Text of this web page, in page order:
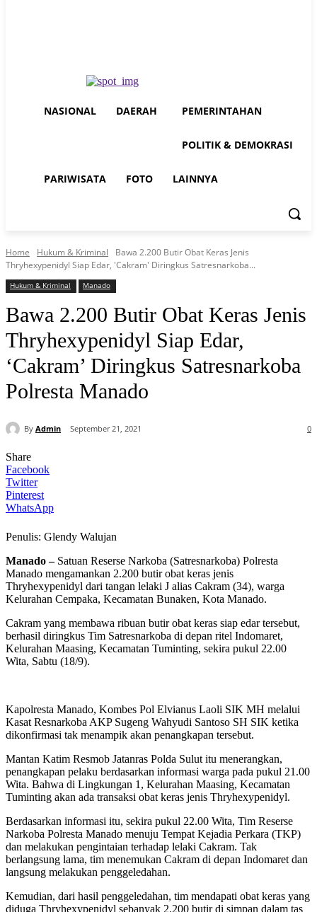
NASIONAL DAERAH PEMERINTAHAN
POLITIK & DEMOKRASI
PARIWISATA FOTO LAINNYA
Home Hukum & Kriminal
Bawa 2.200 Butir Obat Keras Jenis
Thryhexypenidyl Siap Edar, 'Cakram' Diringkus Satresnarkoba...
Hukum & Kriminal Manado
Bawa 2.200 Butir Obat Keras Jenis
Thryhexypenidyl Siap Edar,
‘Cakram’ Diringkus Satresnarkoba
Polresta Manado
By Admin September 21, 2021 0
Share
Facebook
Twitter
Pinterest
WhatsApp
Penulis: Glendy Walujan
Manado – Satuan Reserse Narkoba (Satresnarkoba) Polresta
Manado mengamankan 2.200 butir obat keras jenis
Thryhexypenidyl dari tangan lelaki J alias Cakram (34), warga
Kelurahan Cempaka, Kecamatan Bunaken, Kota Manado.
Cakram yang membawa ribuan butir obat keras siap edar tersebut,
berhasil diringkus Tim Satresnarkoba di depan ritel Indomaret,
Kelurahan Maasing, Kecamatan Tuminting, sekira pukul 22.00
Wita, Sabtu (18/9).
Kapolresta Manado, Kombes Pol Elvianus Laoli SIK MH melalui
Kasat Resnarkoba AKP Sugeng Wahyudi Santoso SH SIK ketika
dikonfirmasi tak menampik akan penangkapan tersebut.
Mantan Katim Resmob Jatanras Polda Sulut itu menerangkan,
penangkapan pelaku berdasarkan informasi warga pada pukul 21.00
Wita. Bahwa di Lingkungan 1, Kelurahan Maasing, Kecamatan
Tuminting akan ada transaksi obat keras jenis Thryhexypenidyl.
Berdasarkan informasi itu, sekira pukul 22.00 Wita, Tim Reserse
Narkoba Polresta Manado menuju Tempat Kejadia Perkara (TKP)
dan melakukan pengintaian terhadap lelaki Cakram. Tak
berlangsung lama, tim menemukan Cakram di depan Indomaret dan
langsung melakukan penggeledahan.
Kemudian, dari hasil penggeledahan, tim mendapati obat keras yang
diduga Thryhexypenidyl sebanyak 2.200 butir di simpan dalam tas